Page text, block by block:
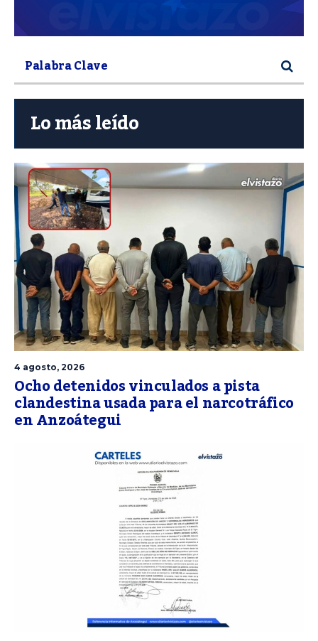
Lo más leído
4 agosto, 2026
Ocho detenidos vinculados a pista
clandestina usada para el narcotráfico
en Anzoátegui